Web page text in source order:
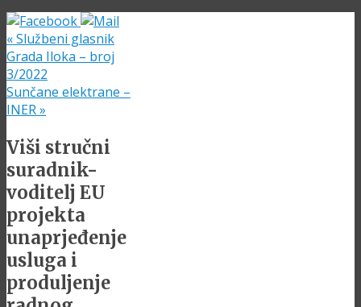
«Službeni glasnik
Grada Iloka – broj
3/2022
Sunčane elektrane –
INER»
Viši stručni
suradnik-
voditelj EU
projekta
unaprjeđenje
usluga i
produljenje